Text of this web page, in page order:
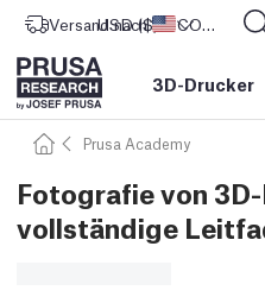
Versand nach Vereinigte
USD ($) CORE One L: Jetzt auf Lager!
3D-Drucker
Prusa Academy
Fotografie von
vollständige